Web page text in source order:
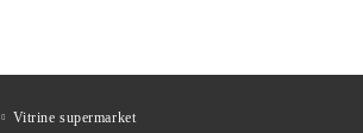
Vitrine supermarket